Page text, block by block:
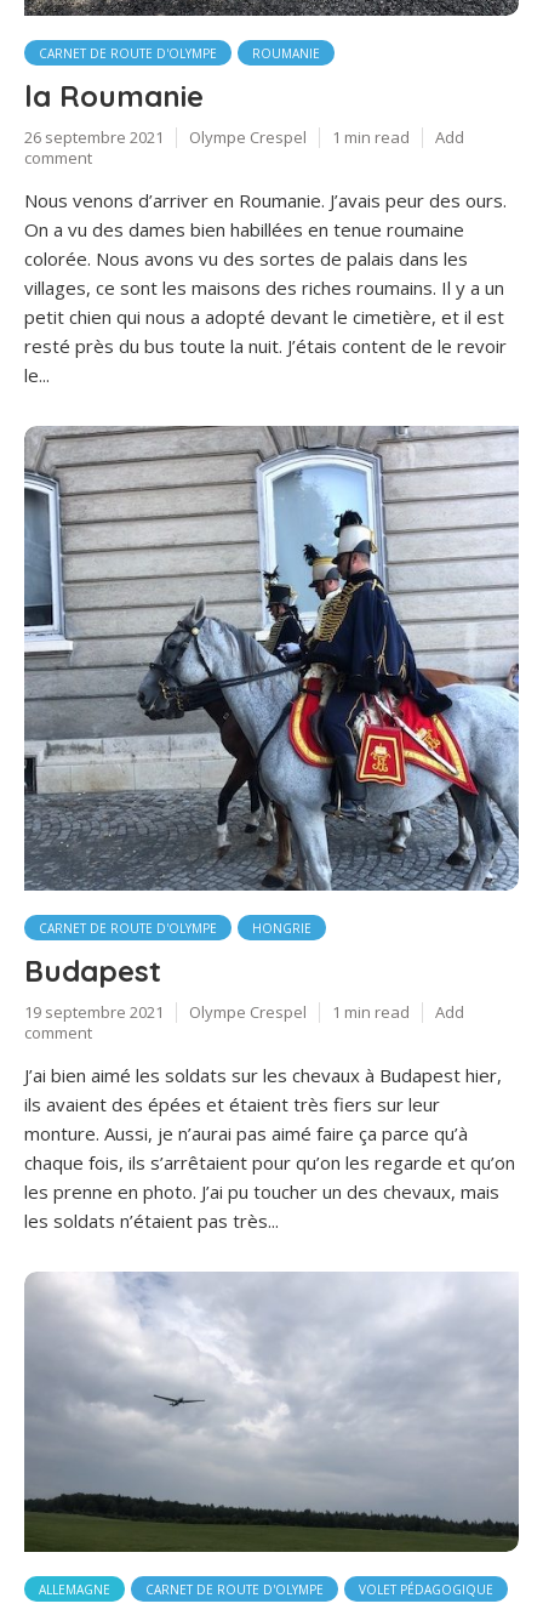
CARNET DE ROUTE D'OLYMPE ROUMANIE
la Roumanie
26 septembre 2021 Olympe Crespel 1 min read
Add
comment
Nous venons d’arriver en Roumanie. J’avais peur des ours.
On a vu des dames bien habillées en tenue roumaine
colorée. Nous avons vu des sortes de palais dans les
villages, ce sont les maisons des riches roumains. Il y a un
petit chien qui nous a adopté devant le cimetière, et il est
resté près du bus toute la nuit. J’étais content de le revoir
le...
CARNET DE ROUTE D'OLYMPE HONGRIE
Budapest
19 septembre 2021 Olympe Crespel 1 min read
Add
comment
J’ai bien aimé les soldats sur les chevaux à Budapest hier,
ils avaient des épées et étaient très fiers sur leur
monture. Aussi, je n’aurai pas aimé faire ça parce qu’à
chaque fois, ils s’arrêtaient pour qu’on les regarde et qu’on
les prenne en photo. J’ai pu toucher un des chevaux, mais
les soldats n’étaient pas très...
ALLEMAGNE CARNET DE ROUTE D'OLYMPE VOLET PÉDAGOGIQUE